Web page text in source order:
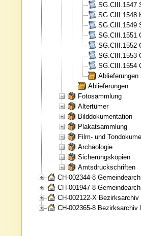
SG.CIII.1547
SG.CIII.1548
SG.CIII.1549
SG.CIII.1551
SG.CIII.1552
SG.CIII.1553
SG.CIII.1554
Ablieferungen
Ablieferungen
Fotosammlung
Altertümer
Bilddokumentation
Plakatsammlung
Film- und
Archäologie
Sicherungskopien
Amtsdruckschriften
CH-002344-8
CH-001947-8
CH-002122-X Bezirksarchiv
CH-002365-8 Bezirksarchiv